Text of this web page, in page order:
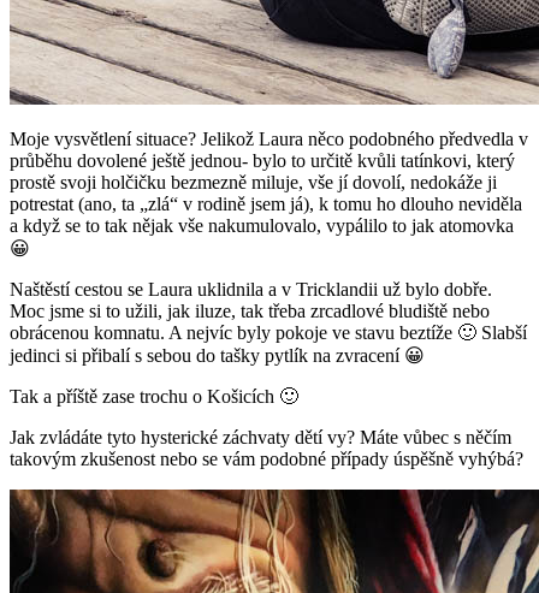
Moje vysvětlení situace? Jelikož Laura něco podobného předvedla v
průběhu dovolené ještě jednou- bylo to určitě kvůli tatínkovi, který
prostě svoji holčičku bezmezně miluje, vše jí dovolí, nedokáže ji
potrestat (ano, ta „zlá“ v rodině jsem já), k tomu ho dlouho neviděla
a když se to tak nějak vše nakumulovalo, vypálilo to jak atomovka
😀
Naštěstí cestou se Laura uklidnila a v Tricklandii už bylo dobře.
Moc jsme si to užili, jak iluze, tak třeba zrcadlové bludiště nebo
obrácenou komnatu. A nejvíc byly pokoje ve stavu beztíže 🙂 Slabší
jedinci si přibalí s sebou do tašky pytlík na zvracení 😀
Tak a příště zase trochu o Košicích 🙂
Jak zvládáte tyto hysterické záchvaty dětí vy? Máte vůbec s něčím
takovým zkušenost nebo se vám podobné případy úspěšně vyhýbá?